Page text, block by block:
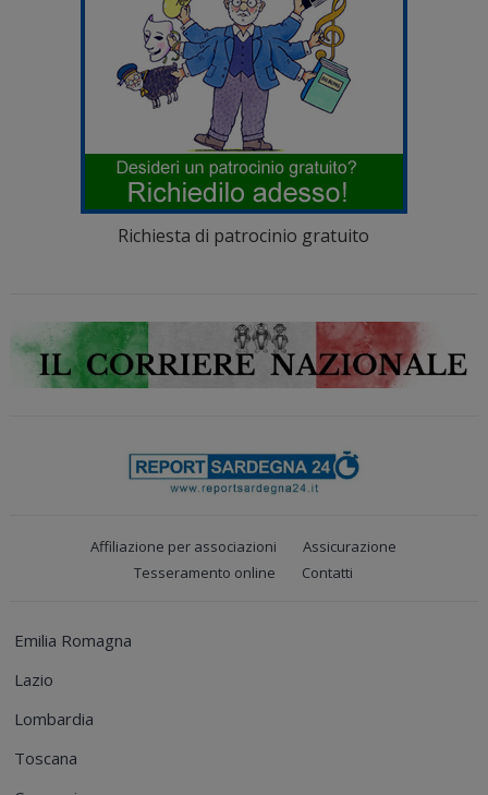
Richiesta di patrocinio gratuito
Affiliazione per associazioni
Assicurazione
Tesseramento online
Contatti
Emilia Romagna
Lazio
Lombardia
Toscana